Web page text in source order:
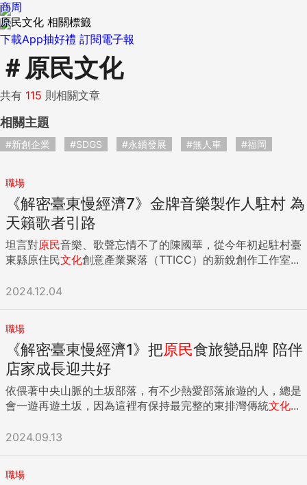
下載App抽好禮 訂閱電子報
商周
原民文化 相關標籤
＃ 原民文化
共有 115 則相關文章
相關主題
#新創企業 #SDGS #永續發展 #無人車 #福岡
職場
《解密臺東慢經濟7》金牌音樂製作人駐村 為
天籟歌者引路
坦言對原民音樂、歌聲忘情不了的陳國華，從今年初起駐村臺
東縣原住民文化創意產業聚落（TTICC）的新銳創作工作室...
2024.12.04
職場
《解密臺東慢經濟1》把原民食旅變品牌 陪伴
店家成長迎共好
依偎著中央山脈的土坂部落，有不少熱愛部落旅遊的人，總是
會一遊再遊土坂，因為這裡有保持最完整的東排灣傳統文化...
2024.09.13
職場